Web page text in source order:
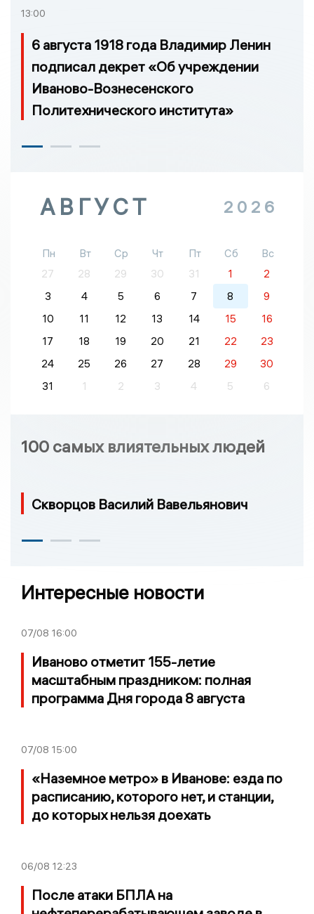
13:00
6 августа 1918 года Владимир Ленин
подписал декрет «Об учреждении
Иваново-Вознесенского
Политехнического института»
АВГУСТ 2026
Пн Вт Ср Чт Пт Сб
Вс
27
28 29 30 31 1
2
3
4 5 6 7 8
9
10
11 12 13 14 15
16
17
18 19 20 21 22
23
24
25 26 27 28 29
30
31
1 2 3 4 5 6
100 самых влиятельных людей
Скворцов Василий Вавельянович
Интересные новости
07/08 16:00
Иваново отметит 155-летие
масштабным праздником: полная
программа Дня города 8 августа
07/08 15:00
«Наземное метро» в Иванове: езда по
расписанию, которого нет, и станции,
до которых нельзя доехать
06/08 12:23
После атаки БПЛА на